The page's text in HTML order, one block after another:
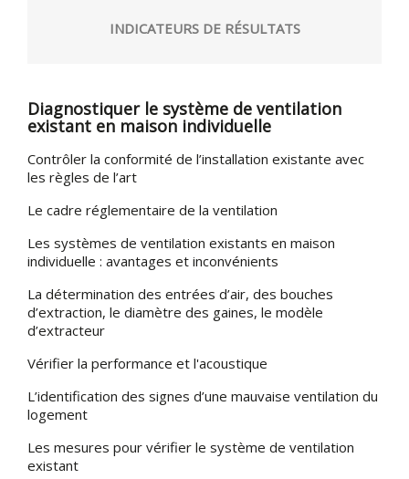
INDICATEURS DE RÉSULTATS
Diagnostiquer le système de ventilation
existant en maison individuelle
Contrôler la conformité de l’installation existante avec
les règles de l’art
Le cadre réglementaire de la ventilation
Les systèmes de ventilation existants en maison
individuelle : avantages et inconvénients
La détermination des entrées d’air, des bouches
d’extraction, le diamètre des gaines, le modèle
d’extracteur
Vérifier la performance et l'acoustique
L’identification des signes d’une mauvaise ventilation du
logement
Les mesures pour vérifier le système de ventilation
existant